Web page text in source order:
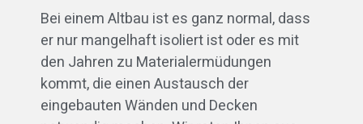
Bei einem Altbau ist es ganz normal, dass
er nur mangelhaft isoliert ist oder es mit
den Jahren zu Materialermüdungen
kommt, die einen Austausch der
eingebauten Wänden und Decken